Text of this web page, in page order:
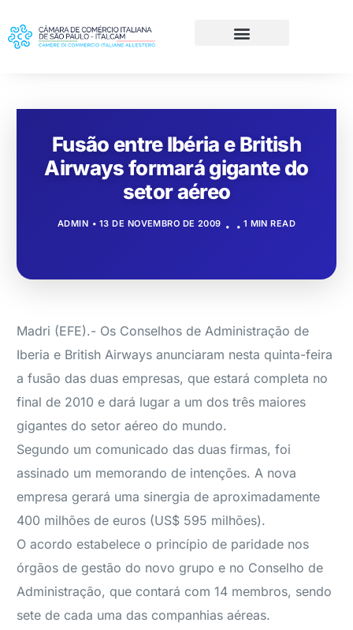
Fusão entre Ibéria e British
Airways formará gigante do
setor aéreo
ADMIN 13 DE NOVEMBRO DE 2009 1 MIN READ
Madri (EFE).- Os Conselhos de Administração de
Iberia e British Airways anunciaram nesta quinta-feira
a fusão das duas empresas, que estará completa no
final de 2010 e dará lugar a um dos três maiores
gigantes do setor aéreo do mundo.
Segundo um comunicado das duas firmas, foi
assinado um memorando de intenções. A nova
empresa gerará uma sinergia de aproximadamente
400 milhões de euros (US$ 595 milhões).
O acordo estabelece o princípio de paridade nos
órgãos de gestão do novo grupo e no Conselho de
Administração, que contará com 14 membros, sendo
sete de cada uma das companhias aéreas.